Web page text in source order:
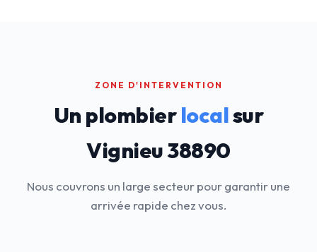
ZONE D'INTERVENTION
Un plombierlocalsur
Vignieu 38890
Nous couvrons un large secteur pour garantir une
arrivée rapide chez vous.